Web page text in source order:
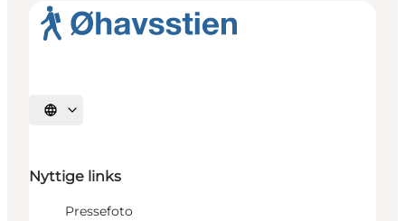
Vælg sprog
Nyttige links
Pressefoto